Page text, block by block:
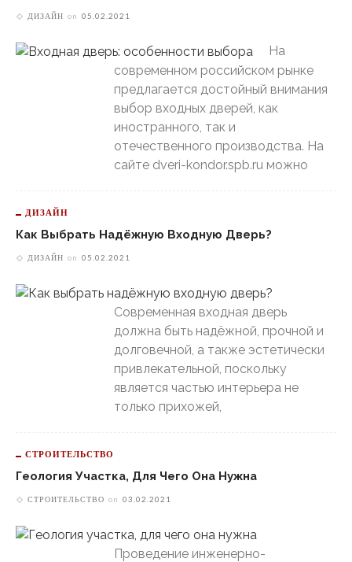
ДИЗАЙН on 05.02.2021
На
современном российском рынке
предлагается достойный внимания
выбор входных дверей, как
иностранного, так и
отечественного производства. На
сайте dveri-kondor.spb.ru можно
ДИЗАЙН
Как Выбрать Надёжную Входную Дверь?
ДИЗАЙН on 05.02.2021
Современная входная дверь
должна быть надёжной, прочной и
долговечной, а также эстетически
привлекательной, поскольку
является частью интерьера не
только прихожей,
СТРОИТЕЛЬСТВО
Геология Участка, Для Чего Она Нужна
СТРОИТЕЛЬСТВО on 03.02.2021
Проведение инженерно-